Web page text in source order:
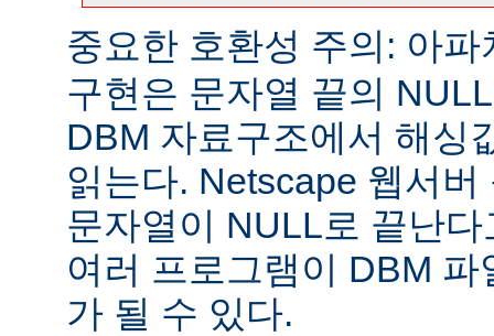
중요한 호환성 주의: 아
구현은 문자열 끝의
DBM 자료구조에서 해싱
읽는다. Netscape 웹서
문자열이 NULL로 끝난
여러 프로그램이 DBM
가 될 수 있다.